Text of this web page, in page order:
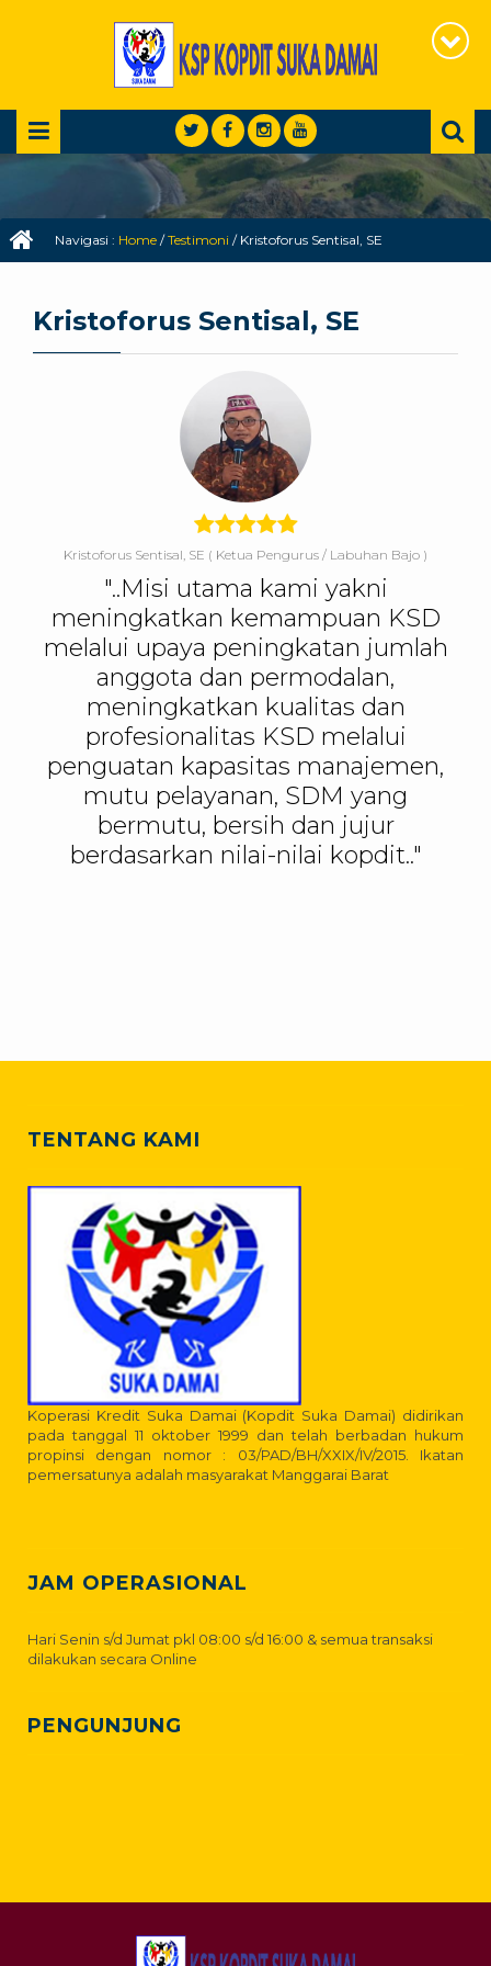
Navigasi : Home /Testimoni / Kristoforus Sentisal, SE
Kristoforus Sentisal, SE
Kristoforus Sentisal, SE ( Ketua Pengurus / Labuhan Bajo )
"..Misi utama kami yakni
meningkatkan kemampuan KSD
melalui upaya peningkatan jumlah
anggota dan permodalan,
meningkatkan kualitas dan
profesionalitas KSD melalui
penguatan kapasitas manajemen,
mutu pelayanan, SDM yang
bermutu, bersih dan jujur
berdasarkan nilai-nilai kopdit.."
TENTANG KAMI
Koperasi Kredit Suka Damai (Kopdit Suka Damai) didirikan
pada tanggal 11 oktober 1999 dan telah berbadan hukum
propinsi dengan nomor : 03/PAD/BH/XXIX/IV/2015. Ikatan
pemersatunya adalah masyarakat Manggarai Barat
JAM OPERASIONAL
Hari Senin s/d Jumat pkl 08:00 s/d 16:00 & semua transaksi
dilakukan secara Online
PENGUNJUNG